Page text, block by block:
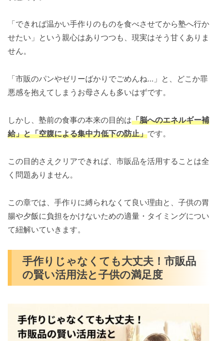
2. エネルギー源になる「糖質」を適度に取
り入れる
よくある質問
Q. 塾前に甘いお菓子（チョコレートなど）
か？
Q. 毎日同じ市販品だと飽きてしまいます。
Q. 車や電車での移動中など、短い時間でも
食べやすいものは？
まとめ
「できれば温かい手作りのものを食べさせてから塾へ行か
せたい」という親心はありつつも、現実はそう甘くありま
せん。
「市販のパンやゼリーばかりでごめんね…」と、どこか罪
悪感を抱えてしまうお母さんも多いはずです。
しかし、塾前の食事の本来の目的は「脳へのエネルギー補
給」と「空腹による集中力低下の防止」です。
この目的さえクリアできれば、市販品を活用することは全
く問題ありません。
この章では、手作りに縛られなくて良い理由と、子供の胃
腸や夕飯に負担をかけないための適量・タイミングについ
て紐解いていきます。
手作りじゃなくても大丈夫！市販品
の賢い活用法と子供の満足度